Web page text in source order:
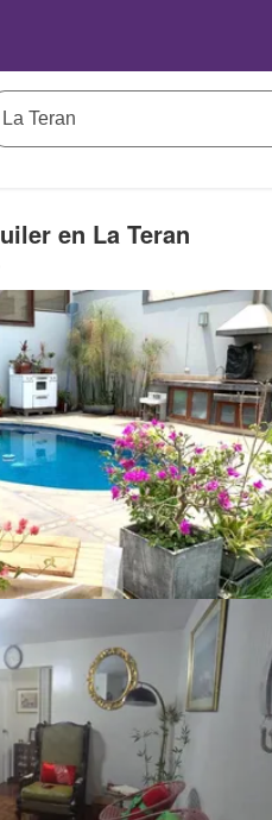
en La Teran